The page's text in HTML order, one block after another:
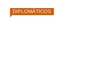
DIPLOMÁTICOS